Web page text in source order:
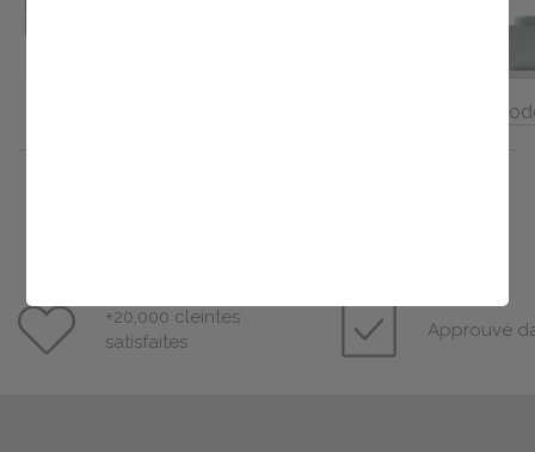
+20,000 cleintes
satisfaites
Approuvé